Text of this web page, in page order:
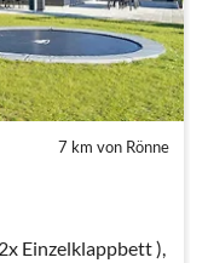
7 km von Rönne
Einzelklappbett ),